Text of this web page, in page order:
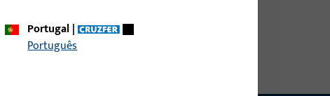
Portugal|
Português